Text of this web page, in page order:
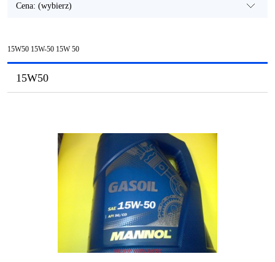
Cena: (wybierz)
15W50 15W-50 15W 50
15W50